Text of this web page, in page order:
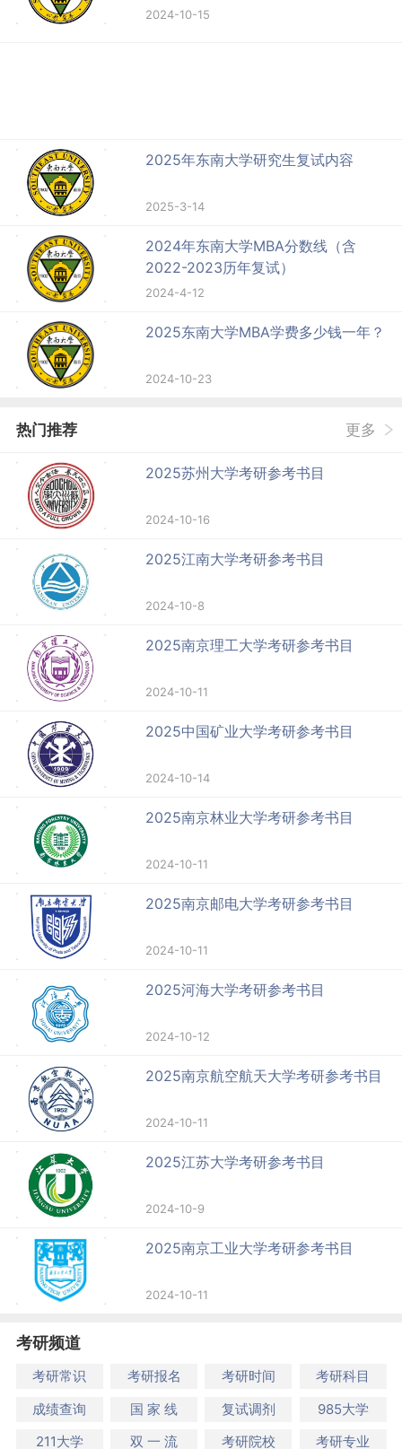
2024-10-15
2025年东南大学研究生复试内容
2025-3-14
2024年东南大学MBA分数线（含
2022-2023历年复试）
2024-4-12
2025东南大学MBA学费多少钱一年？
2024-10-23
热门推荐 更多
2025苏州大学考研参考书目
2024-10-16
2025江南大学考研参考书目
2024-10-8
2025南京理工大学考研参考书目
2024-10-11
2025中国矿业大学考研参考书目
2024-10-14
2025南京林业大学考研参考书目
2024-10-11
2025南京邮电大学考研参考书目
2024-10-11
2025河海大学考研参考书目
2024-10-12
2025南京航空航天大学考研参考书目
2024-10-11
2025江苏大学考研参考书目
2024-10-9
2025南京工业大学考研参考书目
2024-10-11
考研频道
考研常识 考研报名 考研时间
考研科目
成绩查询
国 家 线 复试调剂
985大学
211大学
双 一 流 考研院校 考研专业